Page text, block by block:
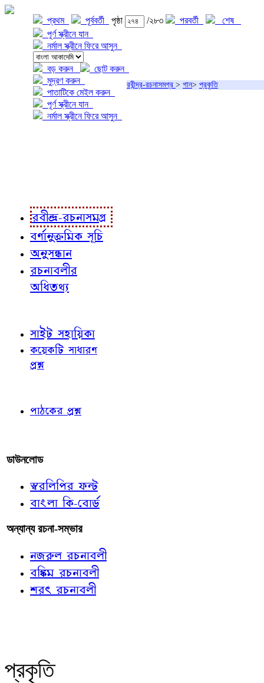
প্রথম পূর্ববর্তী পৃষ্ঠা /২৮৩ পরবর্তী
শেষ
পূর্ণ স্ক্রীনে যান
নর্মাল স্ক্রীনে ফিরে আসুন
বড় করুন
ছোট করুন
মুদ্রণ করুন
পাতাটিকে মেইল করুন
পূর্ণ স্ক্রীনে যান
নর্মাল স্ক্রীনে ফিরে আসুন
রবীন্দ্র-রচনাসমগ্র > গান> প্রকৃতি
রবীন্দ্র-রচনাসমগ্র
বর্ণানুক্রমিক সূচি
অনুসন্ধান
রচনাবলীর
অধিতথ্য
সাইট সহায়িকা
কয়েকটি সাধারণ
প্রশ্ন
পাঠকের প্রশ্ন
ডাউনলোড
স্বরলিপির ফন্ট
বাংলা কি-বোর্ড
অন্যান্য রচনা-সম্ভার
নজরুল রচনাবলী
বঙ্কিম রচনাবলী
শরৎ রচনাবলী
প্রকৃতি